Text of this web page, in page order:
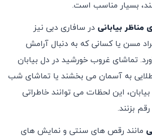
بسیار مناسب است.
مناظر بیابانی در سافاری دبی نیز
مسن یا کسانی که به دنبال آرامش
تماشای غروب خورشید در دل بیابان
به آسمان می ‌بخشند یا تماشای شب
این لحظات می ‌توانند خاطراتی
بزنند.
مانند رقص ‌های سنتی و نمایش ‌های